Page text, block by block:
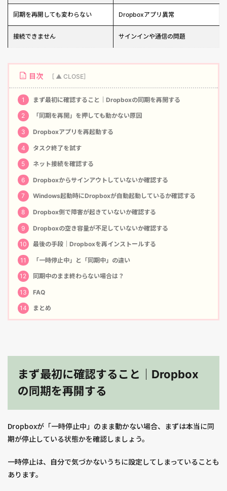
同期を再開しても変わらない Dropboxアプリ異常
接続できません サインインや通信の問題
目次
1 まず最初に確認すること｜Dropboxの同期を再開する
2 「同期を再開」を押しても動かない原因
3 Dropboxアプリを再起動する
4 タスク終了を試す
5 ネット接続を確認する
6 Dropboxからサインアウトしていないか確認する
7 Windows起動時にDropboxが自動起動しているか確認する
8 Dropbox側で障害が起きていないか確認する
9 Dropboxの空き容量が不足していないか確認する
10 最後の手段｜Dropboxを再インストールする
11 「一時停止中」と「同期中」の違い
12 同期中のまま終わらない場合は？
13 FAQ
14 まとめ
まず最初に確認すること｜Dropbox
の同期を再開する
Dropboxが「一時停止中」のまま動かない場合、まずは本当に同
期が停止している状態かを確認しましょう。
一時停止は、自分で気づかないうちに設定してしまっていることも
あります。